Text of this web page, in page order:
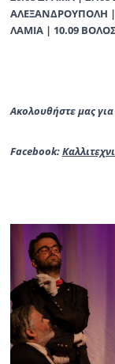
ΑΛΕΞΑΝΔΡΟΥΠΟΛΗ |
ΛΑΜΙΑ | 10.09
Ακολουθήστε μας
Facebook: